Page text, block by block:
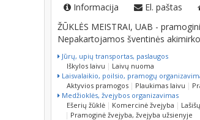
Informacija
El. paštas
ŽŪKLĖS MEISTRAI, UAB -
Nepakartojamos šventinės
Jūrų, upių transportas, paslaugos
Iškylos laivu
Laivų nuoma
Laisvalaikio, poilsio, pramogų
Aktyvios pramogos
Plaukimas laivu
Medžioklės, žvejybos organizavimas
Ešerių žūklė
Komercinė žvejyba
Pramoginė žvejyba, žvejyba užsienyje